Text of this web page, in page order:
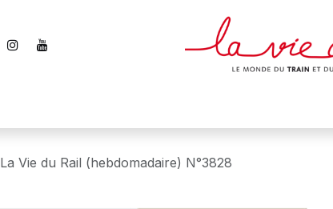
La Vie du Rail (hebdomadaire) N°3828